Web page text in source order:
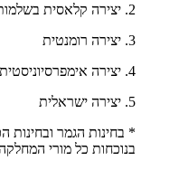
2. יצירה קלאסית בשלמותה
3. יצירה רומנטית
4. יצירה אימפרסיוניסטית/ מאה עשרים / בת זמננו
5. יצירה ישראלית
* בחינות הגמר ובחינות
בנוכחות כל מורי